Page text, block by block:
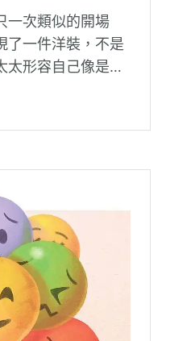
一次類似的開場
了一件洋裝，不是
太形容自己像是踩